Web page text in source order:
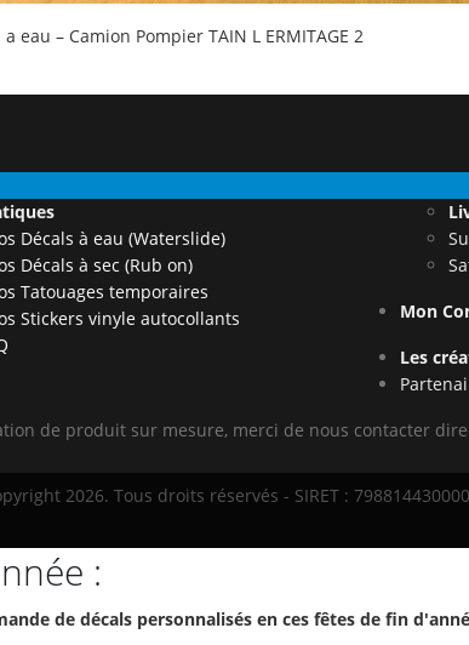
eau – Camion Pompier TAIN L ERMITAGE 2
Décals à eau (Waterslide)
Décals à sec (Rub on)
Tatouages temporaires
Stickers vinyle autocollants
Mon
Les
de produit sur mesure, merci de nous contacter
2026. Tous droits réservés - SIRET :
:
de décals personnalisés en ces fêtes de fin